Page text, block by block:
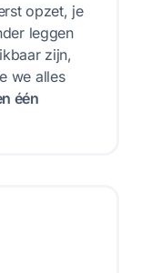
opzet, je
leggen
zijn,
we alles
één